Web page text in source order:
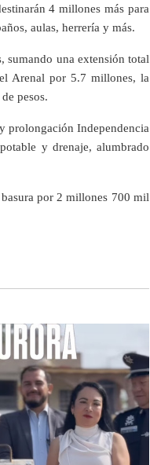
4 millones más para
aulas, herrería y más.
sumando una extensión total
Arenal por 5.7 millones, la
pesos.
prolongación Independencia
y drenaje, alumbrado
por 2 millones 700 mil